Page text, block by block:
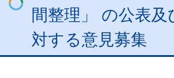
間整理」 の公表及
対する意見募集